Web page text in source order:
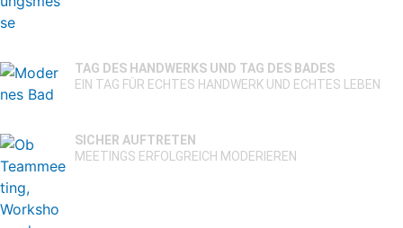
TAG DES HANDWERKS UND TAG DES BADES
EIN TAG FÜR ECHTES HANDWERK UND ECHTES LEBEN
SICHER AUFTRETEN
MEETINGS ERFOLGREICH MODERIEREN